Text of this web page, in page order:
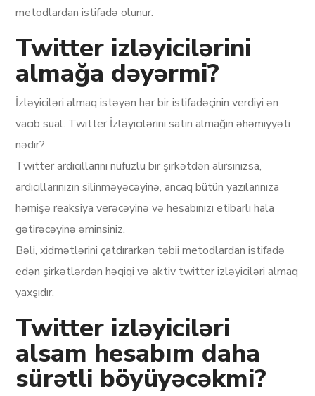
metodlardan istifadə olunur.
Twitter izləyicilərini
almağa dəyərmi?
İzləyiciləri almaq istəyən hər bir istifadəçinin verdiyi ən
vacib sual. Twitter İzləyicilərini satın almağın əhəmiyyəti
nədir?
Twitter ardıcıllarını nüfuzlu bir şirkətdən alırsınızsa,
ardıcıllarınızın silinməyəcəyinə, ancaq bütün yazılarınıza
həmişə reaksiya verəcəyinə və hesabınızı etibarlı hala
gətirəcəyinə əminsiniz.
Bəli, xidmətlərini çatdırarkən təbii metodlardan istifadə
edən şirkətlərdən həqiqi və aktiv twitter izləyiciləri almaq
yaxşıdır.
Twitter izləyiciləri
alsam hesabım daha
sürətli böyüyəcəkmi?